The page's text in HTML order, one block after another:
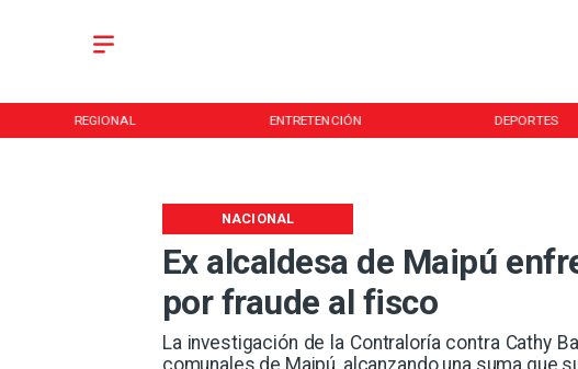
REGIONAL ENTRETENCIÓN DEPORTES
Ex alcaldesa de Maipú
por fraude al fisco
La investigación de la Contraloría contra Cathy
NACIONAL